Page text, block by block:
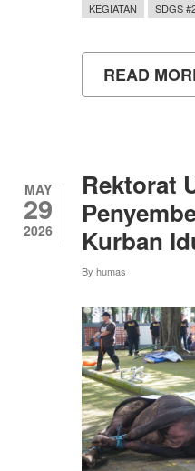
KEGIATAN SDGS
READ
MAY
29
2026
Rektorat
Kurban
By humas